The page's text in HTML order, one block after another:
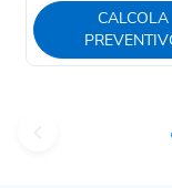
CALCOLA